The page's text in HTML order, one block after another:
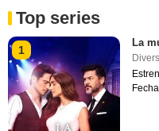
Top series
1
La